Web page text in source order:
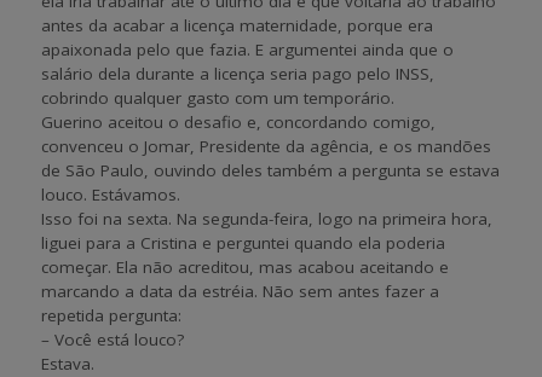
antes da acabar a licença maternidade, porque era
apaixonada pelo que fazia. E argumentei ainda que o
salário dela durante a licença seria pago pelo INSS,
cobrindo qualquer gasto com um temporário.
Guerino aceitou o desafio e, concordando comigo,
convenceu o Jomar, Presidente da agência, e os mandões
de São Paulo, ouvindo deles também a pergunta se estava
louco. Estávamos.
Isso foi na sexta. Na segunda-feira, logo na primeira hora,
liguei para a Cristina e perguntei quando ela poderia
começar. Ela não acreditou, mas acabou aceitando e
marcando a data da estréia. Não sem antes fazer a
repetida pergunta:
– Você está louco?
Estava.